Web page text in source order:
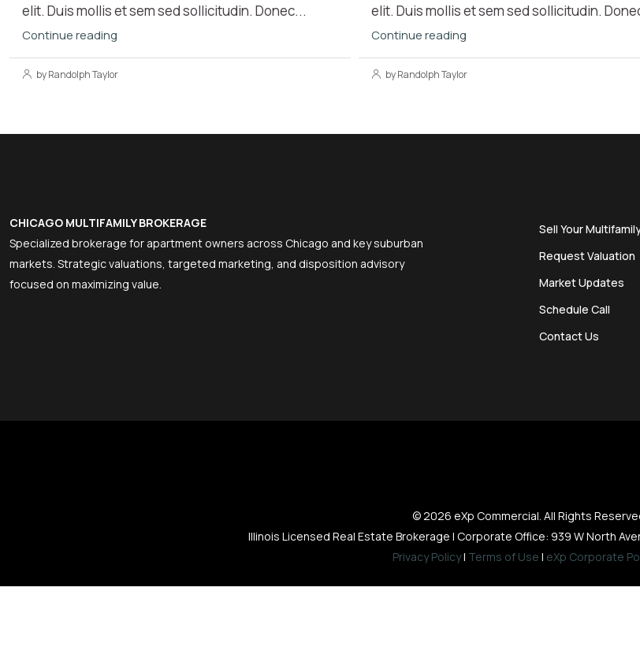
elit. Duis mollis et sem sed sollicitudin. Donec...
Continue reading
by Randolph Taylor
elit. Duis mollis et sem sed sollicitudin.
Continue reading
by Randolph Taylor
CHICAGO MULTIFAMILY BROKERAGE
Specialized brokerage for apartment owners across Chicago and key suburban
markets. Strategic valuations, targeted marketing, and disposition advisory
focused on maximizing value.
Sell Your
Request Valuation
Market Updates
Schedule Call
Contact Us
© 2026 eXp Commercial. All Rights
Illinois Licensed Real Estate Brokerage | Corporate Office: 939 W North
Privacy Policy| Terms of Use | eXp Corporate